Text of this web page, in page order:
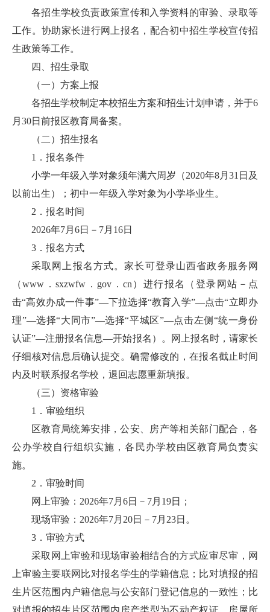
各招生学校负责政策宣传和入学资料的审验、录取等
工作。协助家长进行网上报名，配合初中招生学校宣传招
生政策等工作。
四、招生录取
（一）方案上报
各招生学校制定本校招生方案和招生计划申请，并于6
月30日前报区教育局备案。
（二）招生报名
1．报名条件
小学一年级入学对象须年满六周岁（2020年8月31日及
以前出生）；初中一年级入学对象为小学毕业生。
2．报名时间
2026年7月6日－7月16日
3．报名方式
采取网上报名方式。家长可登录山西省政务服务网
（www．sxzwfw．gov．cn）进行报名（登录网站－点
击“高效办成一件事”—下拉选择“教育入学”—点击“立即办
理”—选择“大同市”—选择“平城区”—点击左侧“统一身份
认证”—注册报名信息—开始报名）。网上报名时，请家长
仔细核对信息后确认提交。确需修改的，在报名截止时间
内及时联系报名学校，退回志愿重新填报。
（三）资格审验
1．审验组织
区教育局统筹安排，公安、房产等相关部门配合，各
公办学校自行组织实施，各民办学校由区教育局负责实
施。
2．审验时间
网上审验：2026年7月6日－7月19日；
现场审验：2026年7月20日－7月23日。
3．审验方式
采取网上审验和现场审验相结合的方式应审尽审，网
上审验主要联网比对报名学生的学籍信息；比对填报的招
生片区范围内户籍信息与公安部门登记信息的一致性；比
对填报的招生片区范围内房产类型为不动产权证、房屋所